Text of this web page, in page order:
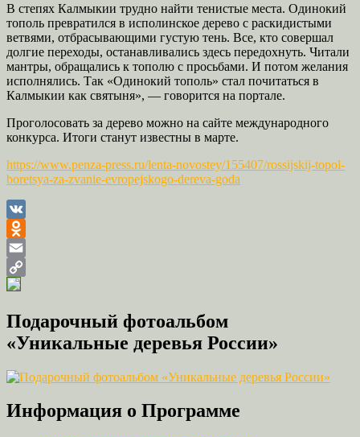
В степях Калмыкии трудно найти тенистые места. Одинокий
тополь превратился в исполинское дерево с раскидистыми
ветвями, отбрасывающими густую тень. Все, кто совершал
долгие переходы, останавливались здесь передохнуть. Читали
мантры, обращались к тополю с просьбами. И потом желания
исполнялись. Так «Одинокий тополь» стал почитаться в
Калмыкии как святыня», — говорится на портале.
Проголосовать за дерево можно на сайте международного
конкурса. Итоги станут известны в марте.
https://www.penza-press.ru/lenta-novostey/155407/rossijskij-topol-
boretsya-za-zvanie-evropejskogo-dereva-goda
VK
Odnoklassniki
Email
Copy
Подарочный фотоальбом
«Уникальные деревья России»
Информация о Программе